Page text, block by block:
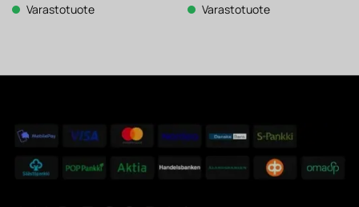
Varastotuote Varastotuote